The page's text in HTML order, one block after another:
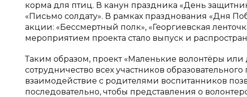
корма для птиц. В канун праздника «День
«Письмо солдату». В рамках празднования «Дня
акции: «Бессмертный полк», «Георгиевская
мероприятием проекта стало выпуск и
Таким образом, проект «Маленькие волонтёры или
сотрудничество всех участников
взаимодействие с родителями воспитанников
последовательно, чтобы представления о